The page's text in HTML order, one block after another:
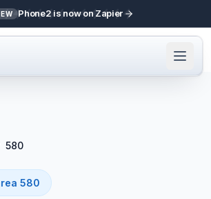
Phone2 is now on Zapier
580
580